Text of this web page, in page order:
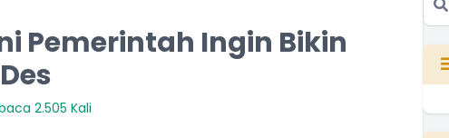
Pemerintah Ingin Bikin
2.505 Kali